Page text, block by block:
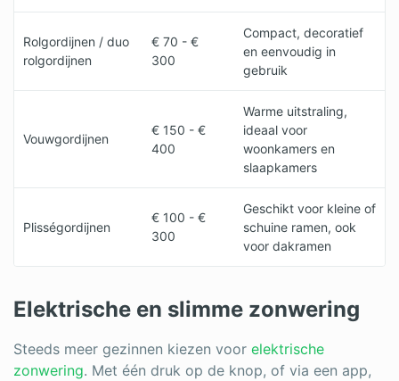
Rolgordijnen / duo
rolgordijnen
€ 70 - €
300
Compact, decoratief
en eenvoudig in
gebruik
Vouwgordijnen
€ 150 - €
400
Warme uitstraling,
ideaal voor
woonkamers en
slaapkamers
Plisségordijnen
€ 100 - €
300
Geschikt voor kleine of
schuine ramen, ook
voor dakramen
Elektrische en slimme zonwering
Steeds meer gezinnen kiezen voor elektrische
zonwering. Met één druk op de knop, of via een app,